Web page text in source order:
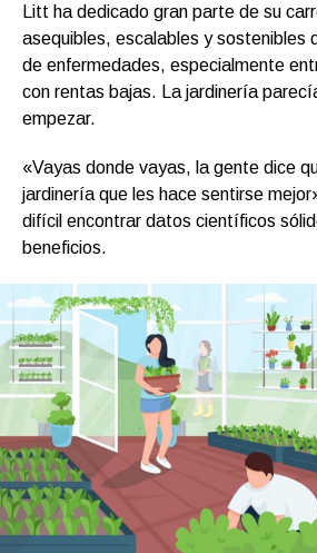
Litt ha dedicado gran parte de su
asequibles, escalables y sostenibles
de enfermedades, especialmente
con rentas bajas. La jardinería
empezar.
«Vayas donde vayas, la gente dice
jardinería que les hace sentirse
difícil encontrar datos científicos
beneficios.